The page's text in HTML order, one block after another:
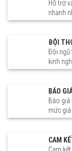
phòng ngủ
vân gỗ chống cháy
cửa cuốn Cửa
phòng ngủ nhà vệ
nhựa phòng ngủ
Nội Báo giá cửa
ngủ composite lõi
Cửa nhựa PVC
ngủ nhà vệ sinh
Dewoo Việt Pháp
door ABS Hàn
Loan Galaxy
Xingfa Quindoor
Hỗ trợ
nhanh
ĐỘI
Đội ngũ
kinh
BÁO
Báo
mức
CAM